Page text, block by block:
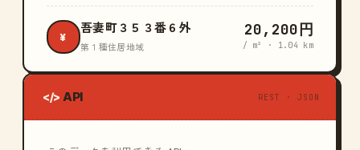
¥
吾妻町３５３番６外
第１種住居地域
20,200円
/ m² · 1.04 km
</> API REST · JSON